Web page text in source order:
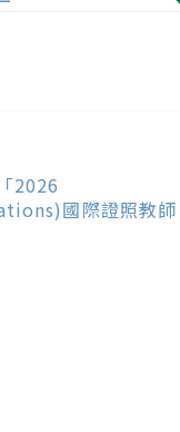
2026
國際證照教師